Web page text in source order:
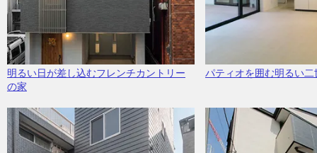
明るい日が差し込むフレンチカントリー
の家
パティオを囲む明るい二